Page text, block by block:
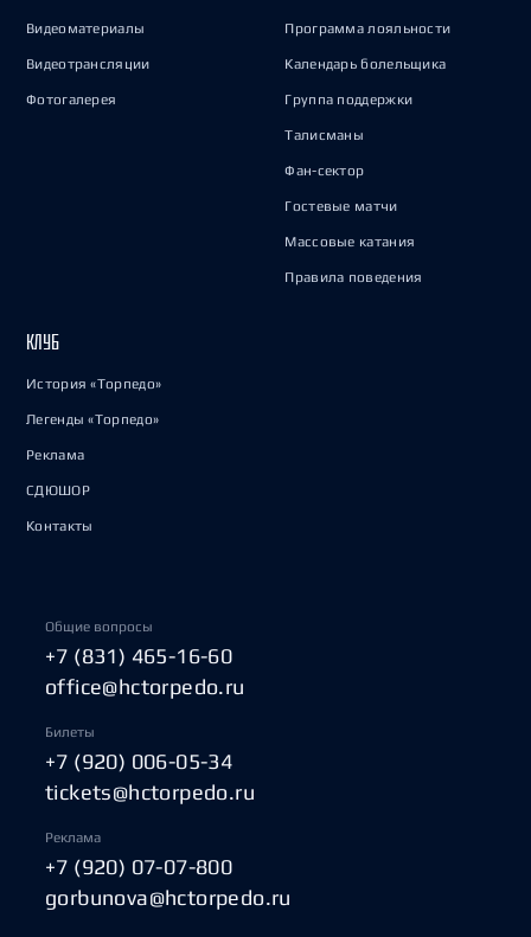
Видеоматериалы
Видеотрансляции
Фотогалерея
Программа лояльности
Календарь болельщика
Группа поддержки
Талисманы
Фан-сектор
Гостевые матчи
Массовые катания
Правила поведения
КЛУБ
История «Торпедо»
Легенды «Торпедо»
Реклама
СДЮШОР
Контакты
Общие вопросы
+7 (831) 465-16-60
office@hctorpedo.ru
Билеты
+7 (920) 006-05-34
tickets@hctorpedo.ru
Реклама
+7 (920) 07-07-800
gorbunova@hctorpedo.ru